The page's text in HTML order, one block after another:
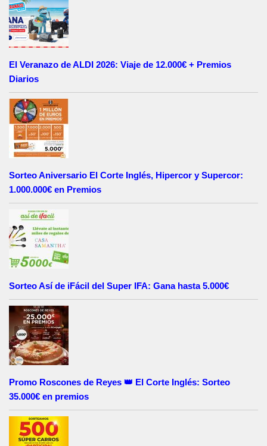
El Veranazo de ALDI 2026: Viaje de 12.000€ + Premios
Diarios
Sorteo Aniversario El Corte Inglés, Hipercor y Supercor:
1.000.000€ en Premios
Sorteo Así de iFácil del Super IFA: Gana hasta 5.000€
Promo Roscones de Reyes 👑 El Corte Inglés: Sorteo
35.000€ en premios